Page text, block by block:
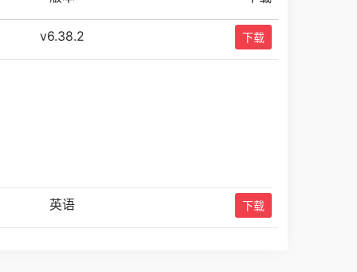
v6.38.2 下载
英语 下载